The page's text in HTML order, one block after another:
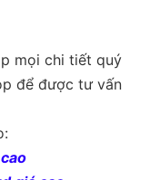
mọi chi tiết quý
để được tư vấn